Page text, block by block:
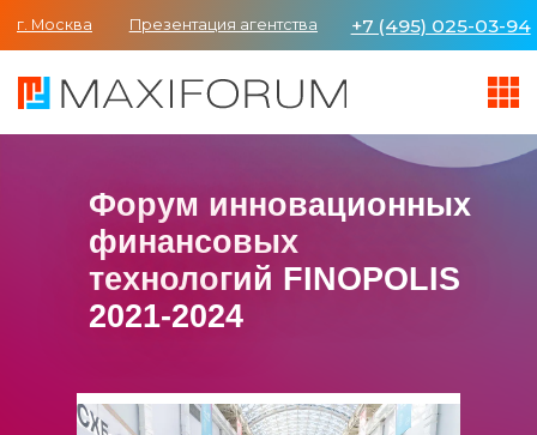
г. Москва Презентация агентства +7 (495) 025-03-94
Форум инновационных
финансовых
технологий FINOPOLIS
2021-2024